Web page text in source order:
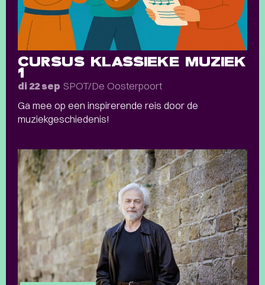
CURSUS KLASSIEKE MUZIEK
1
di 22 sep SPOT/De Oosterpoort
Ga mee op een inspirerende reis door de
muziekgeschiedenis!